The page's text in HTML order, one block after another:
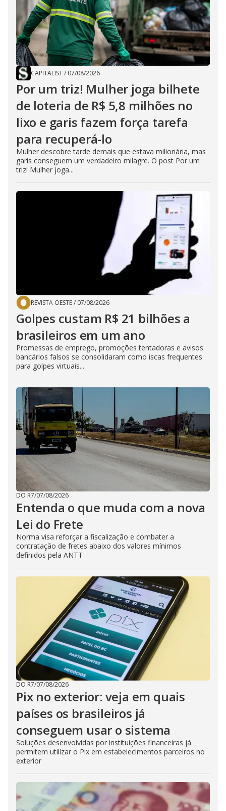
CAPITALIST/ 07/08/2026
Por um triz! Mulher joga bilhete
de loteria de R$ 5,8 milhões no
lixo e garis fazem força tarefa
para recuperá-lo
Mulher descobre tarde demais que estava milionária, mas
garis conseguem um verdadeiro milagre. O post Por um
triz! Mulher joga...
REVISTA OESTE/ 07/08/2026
Golpes custam R$ 21 bilhões a
brasileiros em um ano
Promessas de emprego, promoções tentadoras e avisos
bancários falsos se consolidaram como iscas frequentes
para golpes virtuais...
DO R7/07/08/2026
Entenda o que muda com a nova
Lei do Frete
Norma visa reforçar a fiscalização e combater a
contratação de fretes abaixo dos valores mínimos
definidos pela ANTT
DO R7/07/08/2026
Pix no exterior: veja em quais
países os brasileiros já
conseguem usar o sistema
Soluções desenvolvidas por instituições financeiras já
permitem utilizar o Pix em estabelecimentos parceiros no
exterior